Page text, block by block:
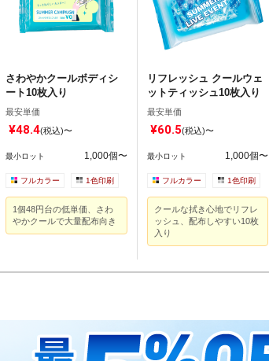
さわやかクールボディシ
ート10枚入り
最安単価
¥48.4(税込)〜
最小ロット 1,000個〜
フルカラー 1色印刷
1個48円台の低単価、さわ
やかクールで大量配布向き
リフレッシュ クールウェ
ットティッシュ10枚入り
最安単価
¥60.5(税込)〜
最小ロット 1,000個〜
フルカラー 1色印刷
クールな拭き心地でリフレ
ッシュ、配布しやすい10枚
入り